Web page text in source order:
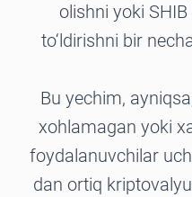
olishni yoki
to‘ldirishni bir
Bu yechim,
xohlamagan yoki
foydalanuvchilar
dan ortiq